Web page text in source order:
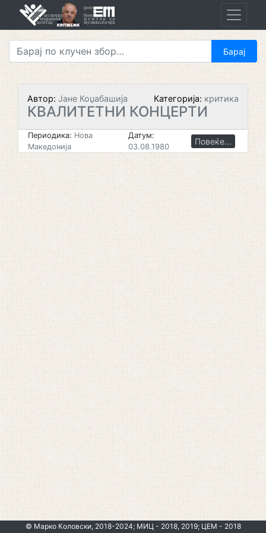
Автор: Јане Коџабашија Категорија: критика
КВАЛИТЕТНИ КОНЦЕРТИ
Периодика: Нова
Македонија
Датум:
03.08.1980
Повеќе...
© Марко Коловски, 2018-2024; МИЦ - 2018, 2019; ЦЕМ - 2018